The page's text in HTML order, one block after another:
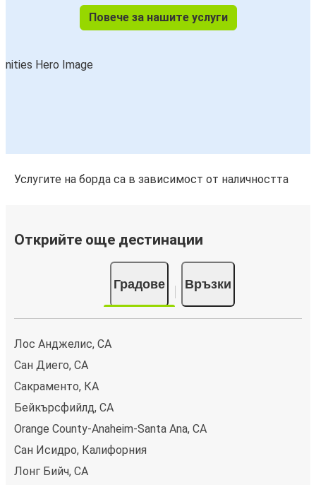
Повече за нашите услуги
Услугите на борда са в зависимост от наличността
Открийте още дестинации
Градове Връзки
Лос Анджелис, CA
Сан Диего, CA
Сакраменто, КА
Бейкърсфийлд, CA
Orange County-Anaheim-Santa Ana, CA
Сан Исидро, Калифорния
Лонг Бийч, CA